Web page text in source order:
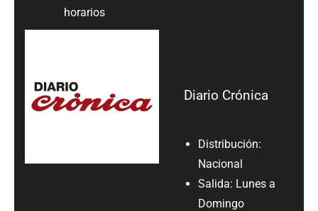
horarios
Diario Crónica
Distribución:
Nacional
Salida: Lunes a
Domingo